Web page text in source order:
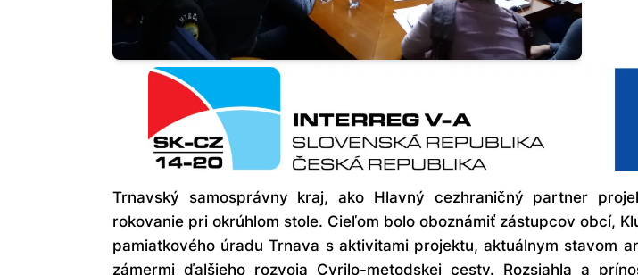
Trnavský samosprávny kraj, ako Hlavný cezhraničný partner
rokovanie pri okrúhlom stole. Cieľom bolo oboznámiť zástupcov obcí,
pamiatkového úradu Trnava s aktivitami projektu, aktuálnym stavom
zámermi ďalšieho rozvoja Cyrilo-metodskej cesty. Rozsiahla a